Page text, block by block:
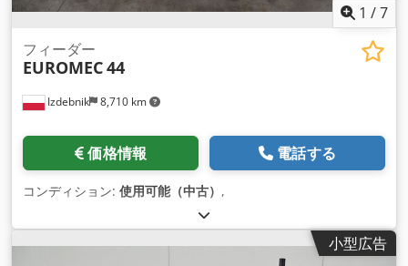
1 /7
Izdebnik 8,710 km
フィーダー
EUROMEC44
価格情報 電話する
コンディション: 使用可能（中古） ,
小型広告